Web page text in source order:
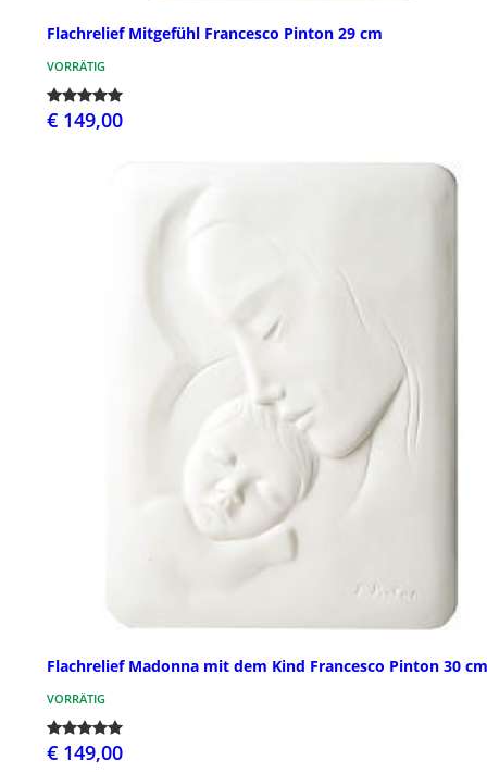
Flachrelief Mitgefühl Francesco Pinton 29 cm
VORRÄTIG
€ 149,00
Flachrelief Madonna mit dem Kind Francesco Pinton 30 cm
VORRÄTIG
€ 149,00